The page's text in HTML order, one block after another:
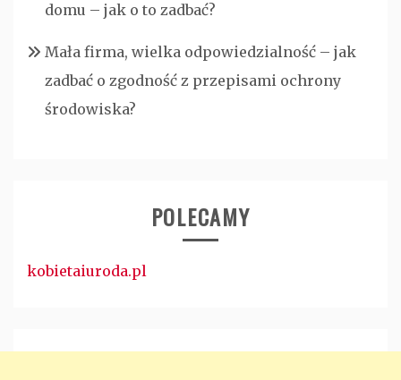
domu – jak o to zadbać?
Mała firma, wielka odpowiedzialność – jak
zadbać o zgodność z przepisami ochrony
środowiska?
POLECAMY
kobietaiuroda.pl